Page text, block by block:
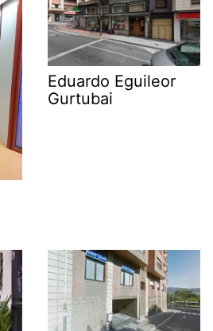
Eduardo Eguileor
Gurtubai